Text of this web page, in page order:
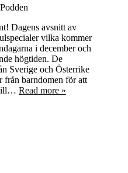
Dagens avsnitt av
vilka kommer
i december och
högtiden. De
Sverige och Österrike
barndomen för att
till… Read more »